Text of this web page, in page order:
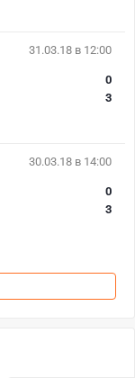
31.03.18 в 12:00
0
3
30.03.18 в 14:00
0
3